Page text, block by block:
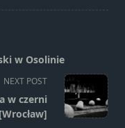
w Osolinie
NEXT POST
w czerni